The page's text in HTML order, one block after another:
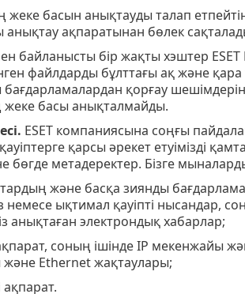
басын анықтауды талап
ақпаратынан бөлек
байланысты бір жақты хэштер
файлдарды бұлттағы ақ және қара
қорғау
басы анықталмайды.
ESET компаниясына соңғы
қарсы әрекет етуімізді
бөгде метадеректер. Бізге
және басқа зиянды
немесе ықтимал қауіпті нысандар,
анықтаған электрондық хабарлар;
соның ішінде IP мекенжайы
Ethernet жақтаулары;